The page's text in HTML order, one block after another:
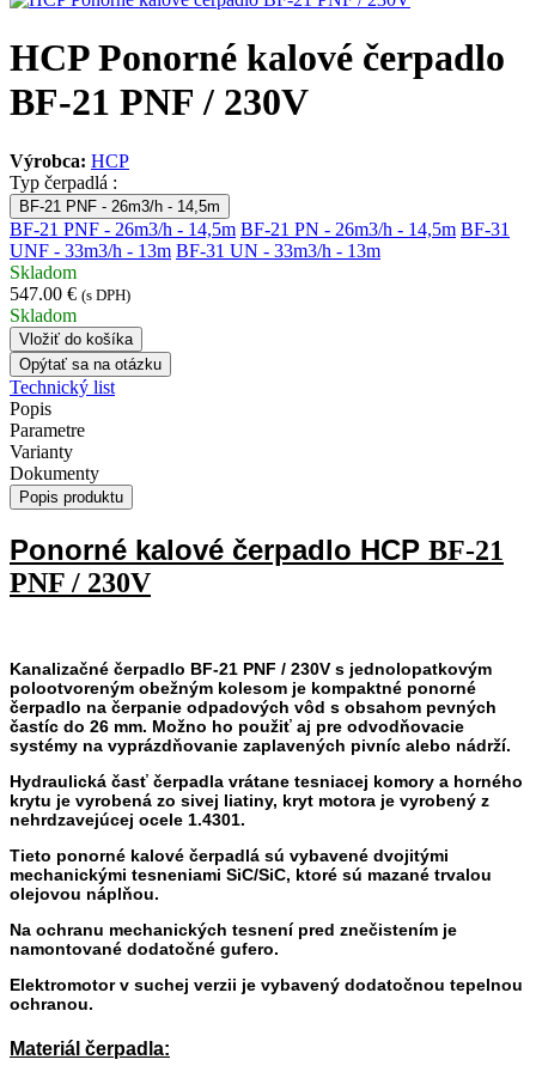
HCP Ponorné kalové čerpadlo
BF-21 PNF / 230V
Výrobca: HCP
Typ čerpadlá :
BF-21 PNF - 26m3/h - 14,5m
BF-21 PNF - 26m3/h - 14,5m BF-21 PN - 26m3/h - 14,5m BF-31
UNF - 33m3/h - 13m BF-31 UN - 33m3/h - 13m
Skladom
547.00 € (s DPH)
Skladom
Vložiť do košíka
Opýtať sa na otázku
Technický list
Popis
Parametre
Varianty
Dokumenty
Popis produktu
Ponorné kalové čerpadlo HCP BF-21
PNF / 230V
Kanalizačné čerpadlo BF-21 PNF / 230V s jednolopatkovým
polootvoreným obežným kolesom je kompaktné ponorné
čerpadlo na čerpanie odpadových vôd s obsahom pevných
častíc do 26 mm. Možno ho použiť aj pre odvodňovacie
systémy na vyprázdňovanie zaplavených pivníc alebo nádrží.
Hydraulická časť čerpadla vrátane tesniacej komory a horného
krytu je vyrobená zo sivej liatiny, kryt motora je vyrobený z
nehrdzavejúcej ocele 1.4301.
Tieto ponorné kalové čerpadlá sú vybavené dvojitými
mechanickými tesneniami SiC/SiC, ktoré sú mazané trvalou
olejovou náplňou.
Na ochranu mechanických tesnení pred znečistením je
namontované dodatočné gufero.
Elektromotor v suchej verzii je vybavený dodatočnou tepelnou
ochranou.
Materiál čerpadla: